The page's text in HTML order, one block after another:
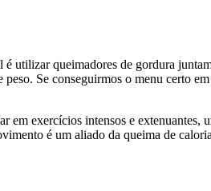
utilizar queimadores de gordura
Se conseguirmos o menu certo
em exercícios intensos e extenuantes,
é um aliado da queima de